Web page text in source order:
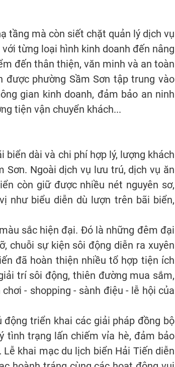
tầng mà còn siết chặt quản lý dịch vụ
từng loại hình kinh doanh đến nâng
đến thân thiện, văn minh và an toàn
được phường Sầm Sơn tập trung vào
gian kinh doanh, đảm bảo an ninh
tiện vận chuyển khách...
biển dài và chi phí hợp lý, lượng khách
Sơn. Ngoài dịch vụ lưu trú, dịch vụ ăn
còn giữ được nhiều nét nguyên sơ,
như biểu diễn dù lượn trên bãi biển,
sắc hiện đại. Đó là những đêm đại
chuỗi sự kiện sôi động diễn ra xuyên
đã hoàn thiện nhiều tổ hợp tiện ích
trí sôi động, thiên đường mua sắm,
- shopping - sành điệu - lễ hội của
động triển khai các giải pháp đồng bộ
tình trạng lấn chiếm vỉa hè, đảm bảo
khai mạc du lịch biển Hải Tiến diễn